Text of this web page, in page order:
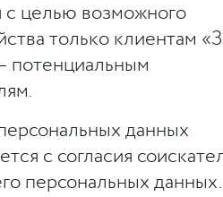
целью возможного
только клиентам
потенциальным
данных
с согласия
персональных данных.